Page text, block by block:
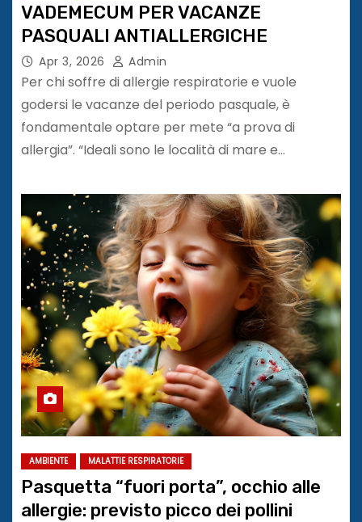
VADEMECUM PER VACANZE
PASQUALI ANTIALLERGICHE
Apr 3, 2026 Admin
Per chi soffre di allergie respiratorie e vuole
godersi le vacanze del periodo pasquale, è
fondamentale optare per mete “a prova di
allergia”. “Ideali sono le località di mare e…
AMBIENTE MALATTIE RESPIRATORIE
Pasquetta “fuori porta”, occhio alle
allergie: previsto picco dei pollini